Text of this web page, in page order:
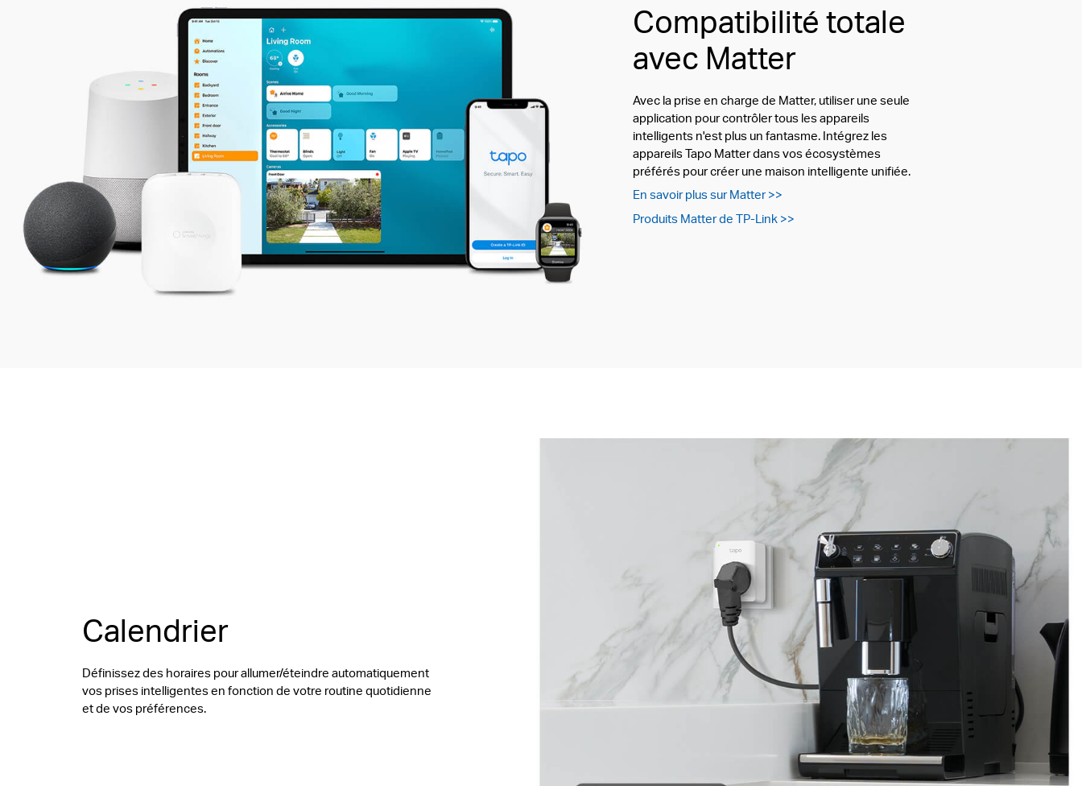
Compatibilité totale
avec Matter
Avec la prise en charge de Matter, utiliser une seule
application pour contrôler tous les appareils
intelligents n'est plus un fantasme. Intégrez les
appareils Tapo Matter dans vos écosystèmes
préférés pour créer une maison intelligente unifiée.
En savoir plus sur Matter >>
Produits Matter de TP-Link >>
Calendrier
Définissez des horaires pour allumer/éteindre automatiquement
vos prises intelligentes en fonction de votre routine quotidienne
et de vos préférences.